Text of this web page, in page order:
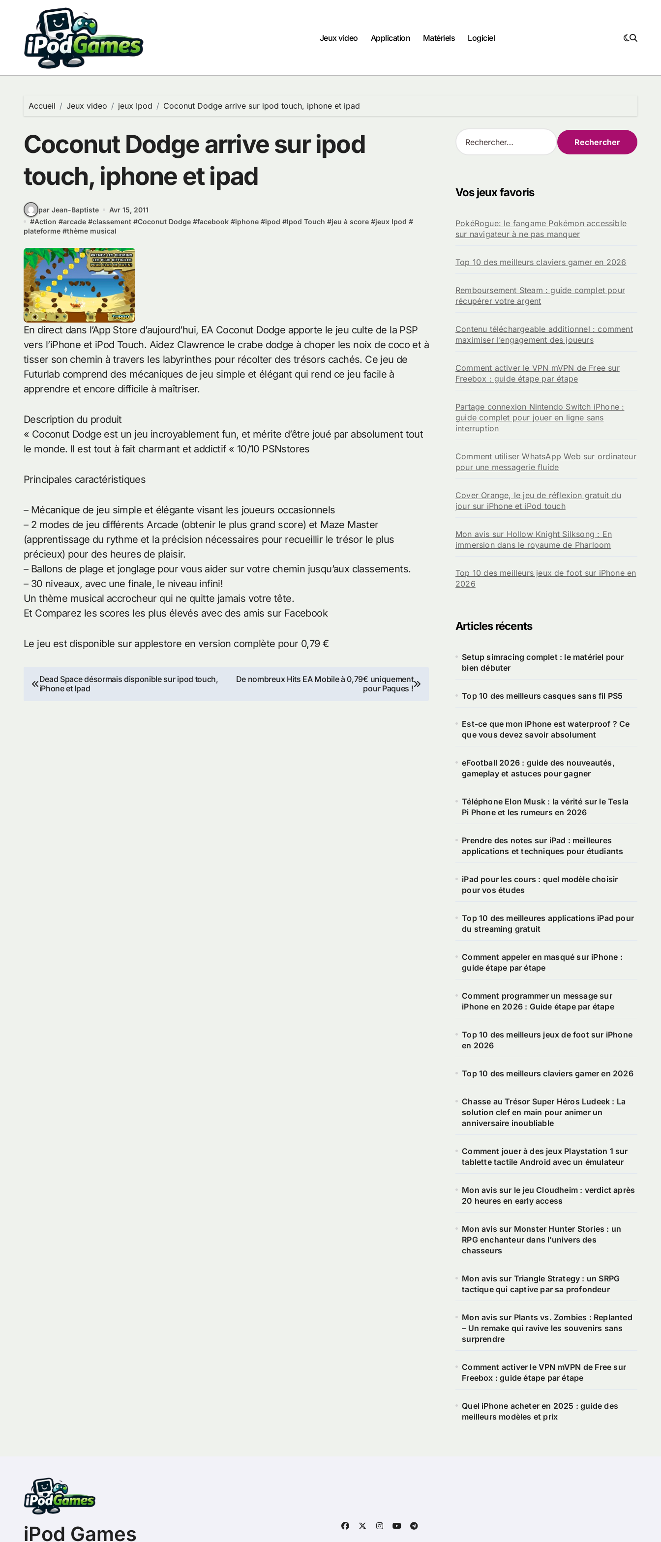
Jeux video
Application Matériels Logiciel
Accueil Jeux video jeux Ipod Coconut Dodge arrive sur ipod touch, iphone et ipad
Coconut Dodge arrive sur ipod
touch, iphone et ipad
par Jean-Baptiste
Avr 15, 2011
#Action #arcade #classement #Coconut Dodge #facebook #iphone #ipod #Ipod Touch #jeu à score #jeux Ipod #
plateforme #thème musical
En direct dans l’App Store d’aujourd’hui, EA Coconut Dodge apporte le jeu culte de la PSP
vers l’iPhone et iPod Touch. Aidez Clawrence le crabe dodge à choper les noix de coco et à
tisser son chemin à travers les labyrinthes pour récolter des trésors cachés. Ce jeu de
Futurlab comprend des mécaniques de jeu simple et élégant qui rend ce jeu facile à
apprendre et encore difficile à maîtriser.
Description du produit
« Coconut Dodge est un jeu incroyablement fun, et mérite d’être joué par absolument tout
le monde. Il est tout à fait charmant et addictif « 10/10 PSNstores
Principales caractéristiques
– Mécanique de jeu simple et élégante visant les joueurs occasionnels
– 2 modes de jeu différents Arcade (obtenir le plus grand score) et Maze Master
(apprentissage du rythme et la précision nécessaires pour recueillir le trésor le plus
précieux) pour des heures de plaisir.
– Ballons de plage et jonglage pour vous aider sur votre chemin jusqu’aux classements.
– 30 niveaux, avec une finale, le niveau infini!
Un thème musical accrocheur qui ne quitte jamais votre tête.
Et Comparez les scores les plus élevés avec des amis sur Facebook
Le jeu est disponible sur applestore en version complète pour 0,79 €
Navigation
Dead Space désormais disponible sur ipod touch,
iPhone et Ipad
De nombreux Hits EA Mobile à 0,79€ uniquement
pour Paques !
R
e
r
c
e
r
Vos jeux favoris
PokéRogue: le fangame Pokémon accessible
sur navigateur à ne pas manquer
Top 10 des meilleurs claviers gamer en 2026
Remboursement Steam : guide complet pour
récupérer votre argent
Contenu téléchargeable additionnel : comment
maximiser l’engagement des joueurs
Comment activer le VPN mVPN de Free sur
Freebox : guide étape par étape
Partage connexion Nintendo Switch iPhone :
guide complet pour jouer en ligne sans
interruption
Comment utiliser WhatsApp Web sur ordinateur
pour une messagerie fluide
Cover Orange, le jeu de réflexion gratuit du
jour sur iPhone et iPod touch
Mon avis sur Hollow Knight Silksong : En
immersion dans le royaume de Pharloom
Top 10 des meilleurs jeux de foot sur iPhone en
2026
Articles récents
Setup simracing complet : le matériel pour
bien débuter
Top 10 des meilleurs casques sans fil PS5
Est-ce que mon iPhone est waterproof ? Ce
que vous devez savoir absolument
eFootball 2026 : guide des nouveautés,
gameplay et astuces pour gagner
Téléphone Elon Musk : la vérité sur le Tesla
Pi Phone et les rumeurs en 2026
Prendre des notes sur iPad : meilleures
applications et techniques pour étudiants
iPad pour les cours : quel modèle choisir
pour vos études
Top 10 des meilleures applications iPad pour
du streaming gratuit
Comment appeler en masqué sur iPhone :
guide étape par étape
Comment programmer un message sur
iPhone en 2026 : Guide étape par étape
Top 10 des meilleurs jeux de foot sur iPhone
en 2026
Top 10 des meilleurs claviers gamer en 2026
Chasse au Trésor Super Héros Ludeek : La
solution clef en main pour animer un
anniversaire inoubliable
Comment jouer à des jeux Playstation 1 sur
tablette tactile Android avec un émulateur
Mon avis sur le jeu Cloudheim : verdict après
20 heures en early access
Mon avis sur Monster Hunter Stories : un
RPG enchanteur dans l’univers des
chasseurs
Mon avis sur Triangle Strategy : un SRPG
tactique qui captive par sa profondeur
Mon avis sur Plants vs. Zombies : Replanted
– Un remake qui ravive les souvenirs sans
surprendre
Comment activer le VPN mVPN de Free sur
Freebox : guide étape par étape
Quel iPhone acheter en 2025 : guide des
meilleurs modèles et prix
iPod Games